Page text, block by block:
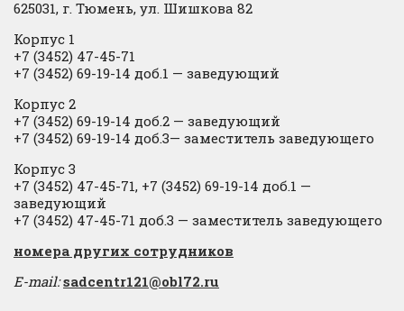
625031, г. Тюмень, ул. Шишкова 82
Корпус 1
+7 (3452) 47-45-71
+7 (3452) 69-19-14 доб.1 — заведующий
Корпус 2
+7 (3452) 69-19-14 доб.2 — заведующий
+7 (3452) 69-19-14 доб.3— заместитель заведующего
Корпус 3
+7 (3452) 47-45-71, +7 (3452) 69-19-14 доб.1 —
заведующий
+7 (3452) 47-45-71 доб.3 — заместитель заведующего
​номера других сотрудников
E-mail: sadcentr121@obl72.ru